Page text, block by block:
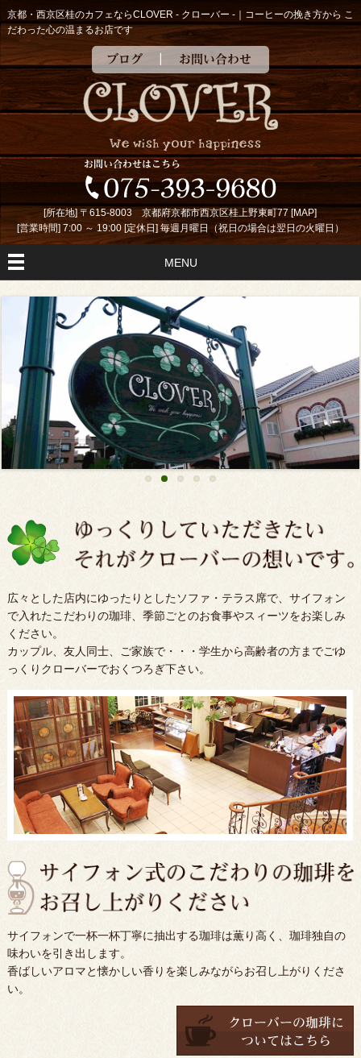
京都・西京区桂のカフェならCLOVER - クローバー -｜コーヒーの挽き方から こ
だわった心の温まるお店です
ブログ お問い合わせ
[所在地] 〒615-8003 京都府京都市西京区桂上野東町77 [MAP]
[営業時間] 7:00 ～ 19:00 [定休日] 毎週月曜日（祝日の場合は翌日の火曜日）
MENU
広々とした店内にゆったりとしたソファ・テラス席で、サイフォン
で入れたこだわりの珈琲、季節ごとのお食事やスィーツをお楽しみ
ください。
カップル、友人同士、ご家族で・・・学生から高齢者の方までごゆ
っくりクローバーでおくつろぎ下さい。
サイフォンで一杯一杯丁寧に抽出する珈琲は薫り高く、珈琲独自の
味わいを引き出します。
香ばしいアロマと懐かしい香りを楽しみながらお召し上がりくださ
い。